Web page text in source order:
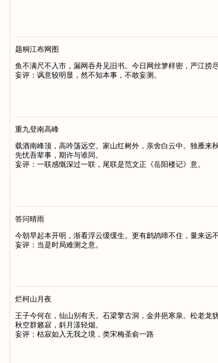
题桐江布网图
鱼不满尺不入市，漏网吞舟见旧书。今日网丝箩样密，严江捞
妄评：讽意较明显，然不知本事，不敢妄测。
重九登南高峰
载酒南峰顶，高吟荡远空。家山红树外，亲舍白云中。独雁来
先忧吾辈事，期许与谁同。
妄评：一联感慨深过一联，尾联是范文正《岳阳楼记》意。
答问晴雨
今朝早起本开明，渐看浮云缓缓生。更有鹧鸪啼不住，量来远
妄评：当是时局难测之意。
烂柯山月夜
王子今何在，仙山别有天。石梁擎古洞，金井挹寒泉。松老龙
秋空群籁寂，斜月漾轻烟。
妄评：枯寂如入无我之境，类宋梅圣俞一路